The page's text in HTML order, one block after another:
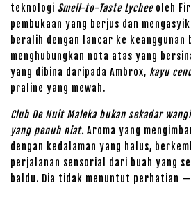
teknologi Smell-to-Taste Lycheeoleh
pembukaan yang berjus dan
beralih dengan lancar ke keanggunan
menghubungkan nota atas yang
yang dibina daripada Ambrox, kayu
praline yang mewah.
Club De Nuit Maleka bukan sekadar
yang penuh niat. Aroma yang
dengan kedalaman yang halus,
perjalanan sensorial dari buah yang
baldu. Dia tidak menuntut perhatian